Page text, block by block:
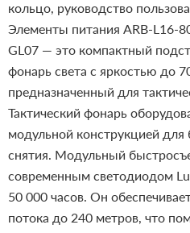
кольцо, руководство
Элементы питания ARB-L16-
GL07 — это компактный
фонарь света с яркостью до
предназначенный для
Тактический фонарь
модульной конструкцией для
снятия. Модульный
современным светодиодом
50 000 часов. Он
потока до 240 метров, что